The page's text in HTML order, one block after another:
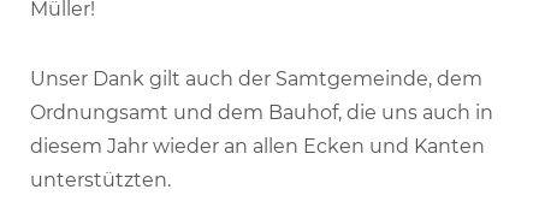
Müller!
Unser Dank gilt auch der Samtgemeinde, dem
Ordnungsamt und dem Bauhof, die uns auch in
diesem Jahr wieder an allen Ecken und Kanten
unterstützten.